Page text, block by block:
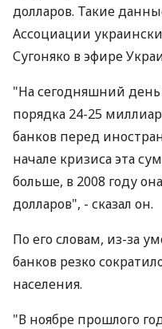
долларов. Такие
Ассоциации
Сугоняко в эфире
"На сегодняшний день
порядка 24-25
банков перед
начале кризиса эта
больше, в 2008 году
долларов", - сказал он.
По его словам, из-за
банков резко
населения.
"В ноябре прошлого